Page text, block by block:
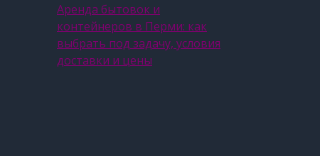
Аренда бытовок и
контейнеров в Перми: как
выбрать под задачу, условия
доставки и цены